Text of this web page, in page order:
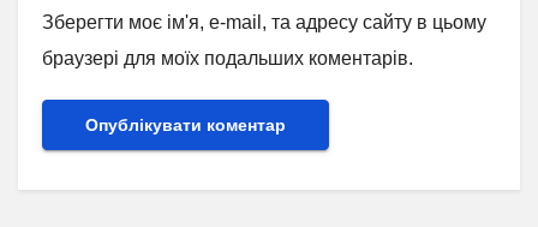
Зберегти моє ім'я, e-mail, та адресу сайту в цьому
браузері для моїх подальших коментарів.